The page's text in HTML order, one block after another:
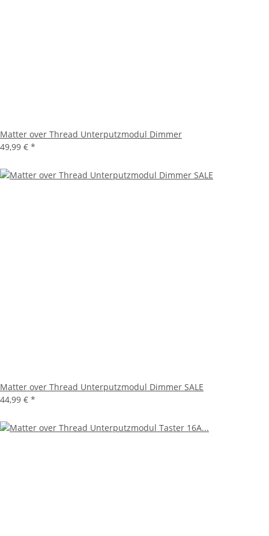
Matter over Thread Unterputzmodul Dimmer
49,99 € *
Matter over Thread Unterputzmodul Dimmer SALE
44,99 € *